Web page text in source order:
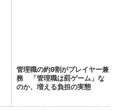
管理職の約9割がプレイヤー兼
務 「管理職は罰ゲーム」な
のか、増える負担の実態